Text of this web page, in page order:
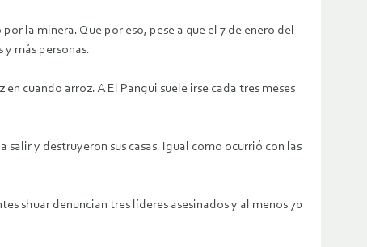
la minera. Que por eso, pese a que el 7 de enero del
más personas.
cuando arroz. A El Pangui suele irse cada tres meses
y destruyeron sus casas. Igual como ocurrió con las
shuar denuncian tres líderes asesinados y al menos 70